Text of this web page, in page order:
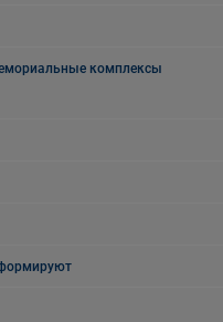
комплексы